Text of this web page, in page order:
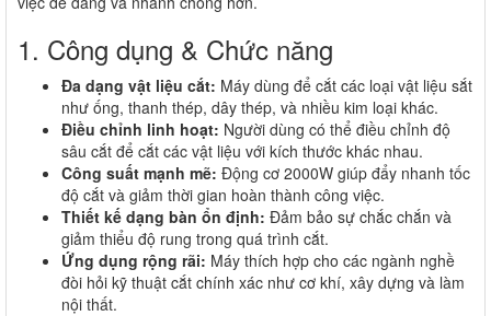
1. Công dụng & Chức năng
Đa dạng vật liệu cắt: Máy dùng để cắt các loại vật liệu sắt
như ống, thanh thép, dây thép, và nhiều kim loại khác.
Điều chỉnh linh hoạt: Người dùng có thể điều chỉnh độ
sâu cắt để cắt các vật liệu với kích thước khác nhau.
Công suất mạnh mẽ: Động cơ 2000W giúp đẩy nhanh tốc
độ cắt và giảm thời gian hoàn thành công việc.
Thiết kế dạng bàn ổn định: Đảm bảo sự chắc chắn và
giảm thiểu độ rung trong quá trình cắt.
Ứng dụng rộng rãi: Máy thích hợp cho các ngành nghề
đòi hỏi kỹ thuật cắt chính xác như cơ khí, xây dựng và làm
nội thất.